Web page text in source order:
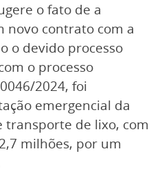
o fato de a
novo contrato com a
o devido processo
o processo
2024, foi
emergencial da
transporte de lixo, com
milhões, por um